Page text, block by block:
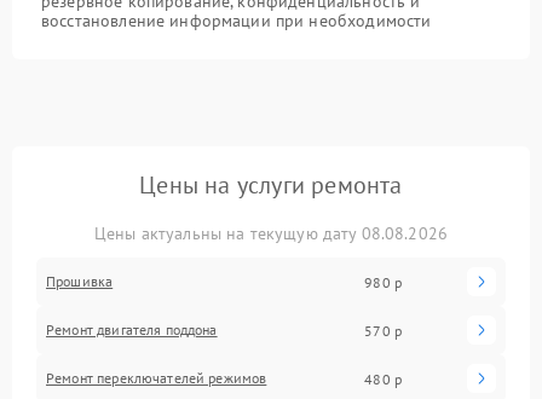
восстановление информации при необходимости
Цены на услуги ремонта
Цены актуальны на текущую дату 08.08.2026
Прошивка 980 р
Ремонт двигателя поддона 570 р
Ремонт переключателей режимов 480 р